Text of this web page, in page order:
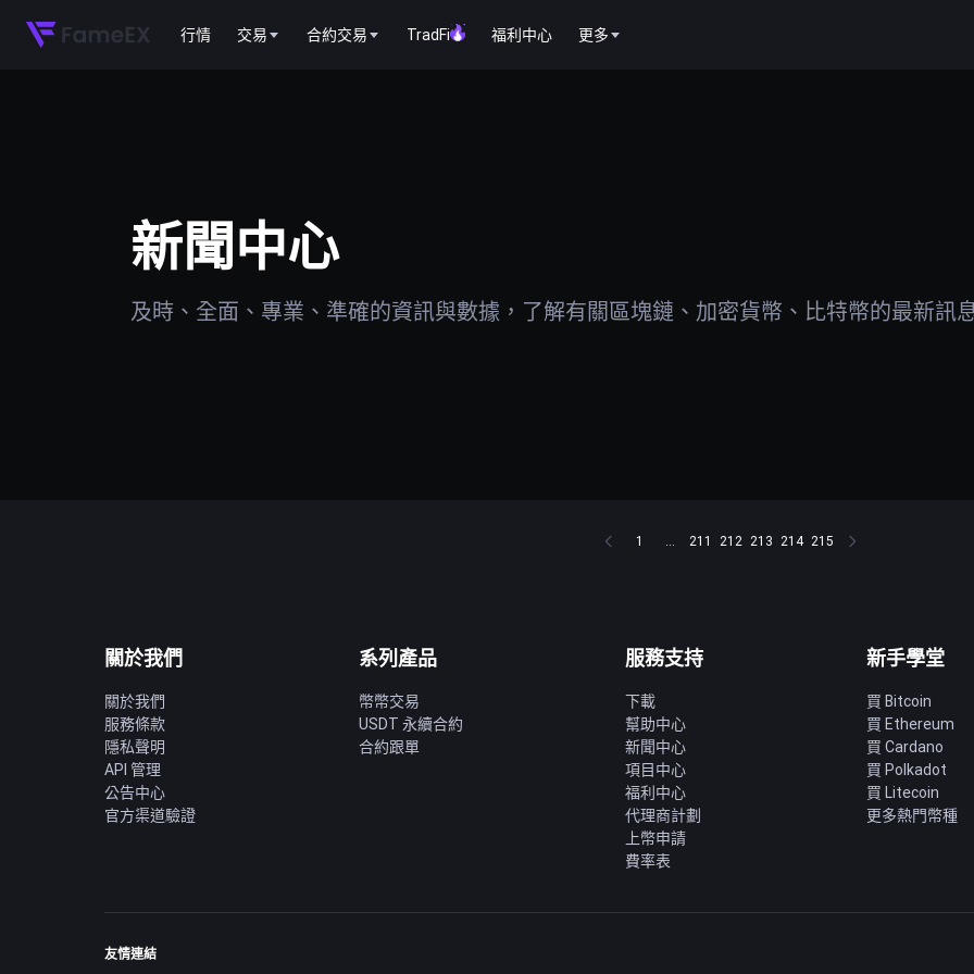
行情 交易 合約交易 TradFi 福利中心 更多
新聞中心
及時、全面、專業、準確的資訊與數據，了解有關區塊鏈、加密貨幣、比特幣的最新訊
1 ... 211 212 213 214 215
關於我們
關於我們
服務條款
隱私聲明
API 管理
公告中心
官方渠道驗證
系列產品
幣幣交易
USDT 永續合約
合約跟單
服務支持
下載
幫助中心
新聞中心
項目中心
福利中心
代理商計劃
上幣申請
費率表
新手學堂
買 Bitcoin
買 Ethereum
買 Cardano
買 Polkadot
買 Litecoin
更多熱門幣種
友情連結